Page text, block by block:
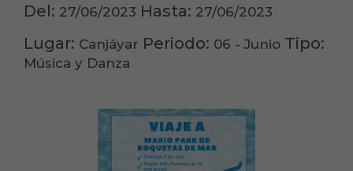
Del: 27/06/2023 Hasta: 27/06/2023
Lugar: Canjáyar Periodo: 06 - Junio Tipo:
Música y Danza